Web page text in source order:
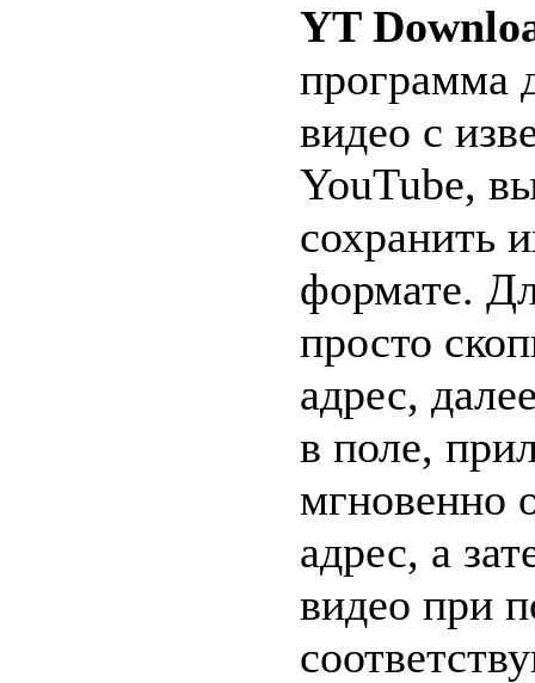
YT
программа
видео с
YouTube,
сохранить
формате.
просто
адрес,
в поле,
мгновенно
адрес, а
видео при